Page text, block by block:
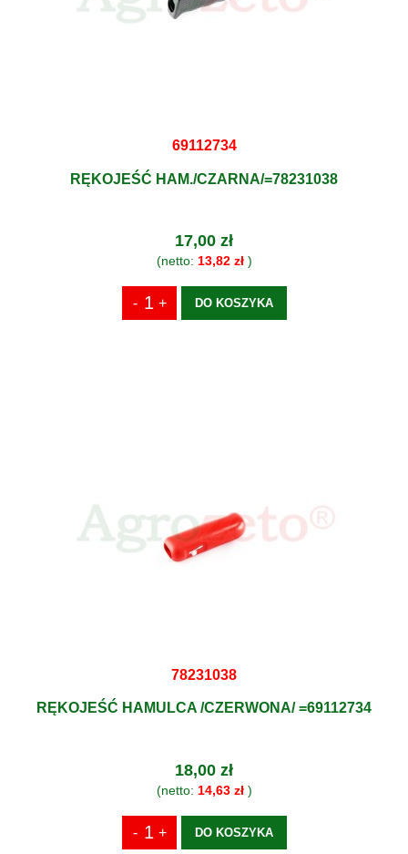
69112734
RĘKOJEŚĆ HAM./CZARNA/=78231038
17,00 zł
(netto: 13,82 zł)
DO KOSZYKA
78231038
RĘKOJEŚĆ HAMULCA /CZERWONA/ =69112734
18,00 zł
(netto: 14,63 zł)
DO KOSZYKA